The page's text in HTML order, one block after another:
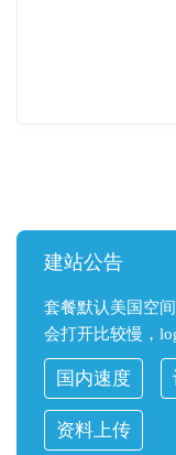
建站公告
套餐默认美国空
会打开比较慢，
国内速度
资料上传